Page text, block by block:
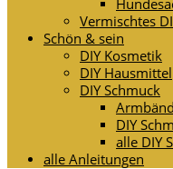
Vermischtes
Schön & sein
DIY Kosmetik
DIY Hausmittel
DIY Schmuck
DIY
alle DIY
alle Anleitungen